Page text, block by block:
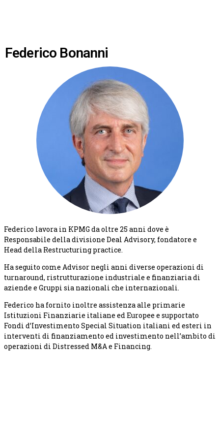
Federico Bonanni
Federico lavora in KPMG da oltre 25 anni dove è
Responsabile della divisione Deal Advisory, fondatore e
Head della Restructuring practice.
Ha seguito come Advisor negli anni diverse operazioni di
turnaround, ristrutturazione industriale e finanziaria di
aziende e Gruppi sia nazionali che internazionali.
Federico ha fornito inoltre assistenza alle primarie
Istituzioni Finanziarie italiane ed Europee e supportato
Fondi d’Investimento Special Situation italiani ed esteri in
interventi di finanziamento ed investimento nell’ambito di
operazioni di Distressed M&A e Financing.